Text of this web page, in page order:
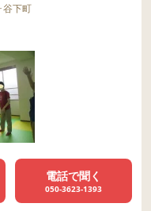
谷下町
電話で聞く
050-3623-1393